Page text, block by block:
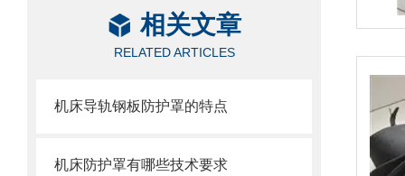
相关文章
RELATED ARTICLES
机床导轨钢板防护罩的特点
机床防护罩有哪些技术要求